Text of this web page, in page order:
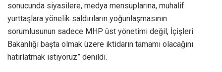
sonucunda siyasilere, medya mensuplarına, muhalif
yurttaşlara yönelik saldırıların yoğunlaşmasının
sorumlusunun sadece MHP üst yönetimi değil, İçişleri
Bakanlığı başta olmak üzere iktidarın tamamı olacağını
hatırlatmak istiyoruz” denildi.